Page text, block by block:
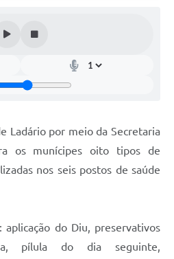
Ladário por meio da Secretaria
os munícipes oito tipos de
nos seis postos de saúde
do Diu, preservativos
pílula do dia seguinte,